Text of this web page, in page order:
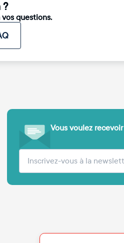
questions.
Vous voulez
Votre adresse e-mail